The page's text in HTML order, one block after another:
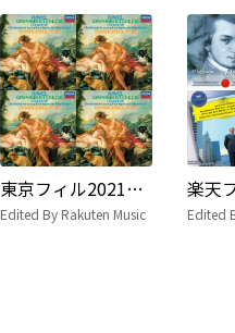
東京フィル2021シーズン定期演奏会総曲Part1!ボクが参考にするとしたらこちら! Edited by 髙橋 臣宜(東京フィルハーモニー交響楽団ホルン首席奏者)
Edited By Rakuten Music Edited